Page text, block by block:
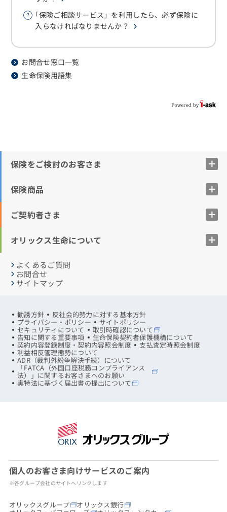
｢保険ご相談サービス」を利用したら、必ず保険に
入らなければなりませんか？
お問合せ窓口一覧
生命保険用語集
保険をご検討のお客さま
保険商品
ご契約者さま
オリックス生命について
よくあるご質問
お問合せ
サイトマップ
勧誘方針 反社会的勢力に対する基本方針
プライバシー・ポリシー サイトポリシー
セキュリティについて 取引時確認について
告知に関する重要事項 生命保険契約者保護機構について
契約内容登録制度・契約内容照会制度 支払査定時照会制度
利益相反管理態勢について
ADR（裁判外紛争解決手続）について
「FATCA（外国口座税務コンプライアンス
法）」に関するお客さまへのお願い
実特法に基づく届出書の提出について
個人のお客さま向けサービスのご案内
※各グループ会社のサイトへリンクします
オリックスグループ オリックス銀行